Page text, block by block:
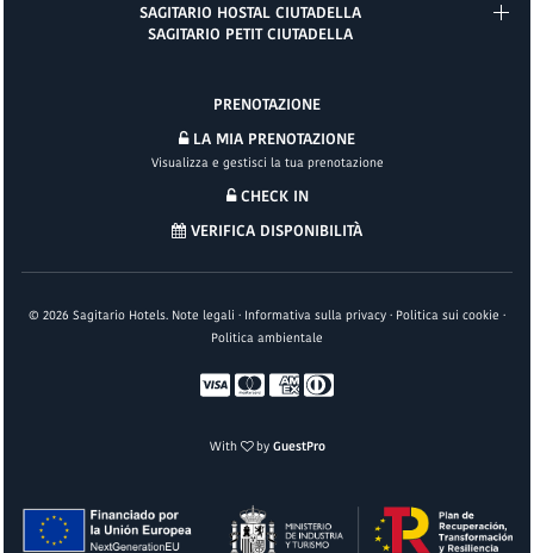
SAGITARIO HOSTAL CIUTADELLA
SAGITARIO PETIT CIUTADELLA
PRENOTAZIONE
LA MIA PRENOTAZIONE
Visualizza e gestisci la tua prenotazione
CHECK IN
VERIFICA DISPONIBILITÀ
© 2026 Sagitario Hotels. Note legali · Informativa sulla privacy · Politica sui cookie ·
Politica ambientale
With by GuestPro